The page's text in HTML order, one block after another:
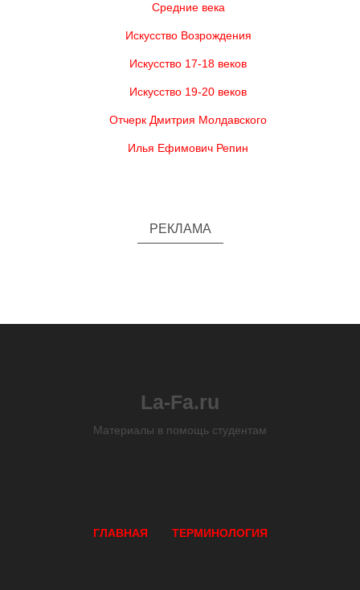
Средние века
Искусство Возрождения
Искусство 17-18 веков
Искусство 19-20 веков
Отчерк Дмитрия Молдавского
Илья Ефимович Репин
РЕКЛАМА
La-Fa.ru
Материалы в помощь студентам
ГЛАВНАЯ ТЕРМИНОЛОГИЯ